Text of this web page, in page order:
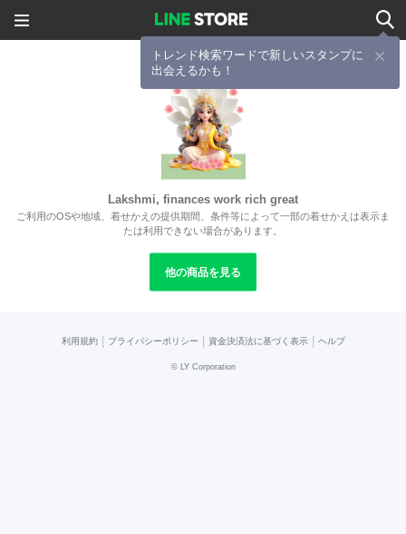
トレンド検索ワードで新しいスタンプに
出会えるかも！
Lakshmi, finances work rich great
ご利用のOSや地域、着せかえの提供期間、条件等によって一部の着せかえは表示ま
たは利用できない場合があります。
他の商品を見る
利用規約 プライバシーポリシー 資金決済法に基づく表示 ヘルプ
© LY Corporation